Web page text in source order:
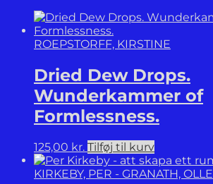
ROEPSTORFF, KIRSTINE
Dried Dew Drops.
Wunderkammer of
Formlessness.
125,00 kr. Tilføj til kurv
KIRKEBY, PER - GRANATH, OLLE